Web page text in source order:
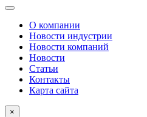
О компании
Новости индустрии
Новости компаний
Новости
Статьи
Контакты
Карта сайта
×